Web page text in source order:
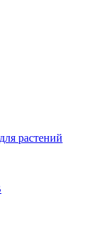
растений